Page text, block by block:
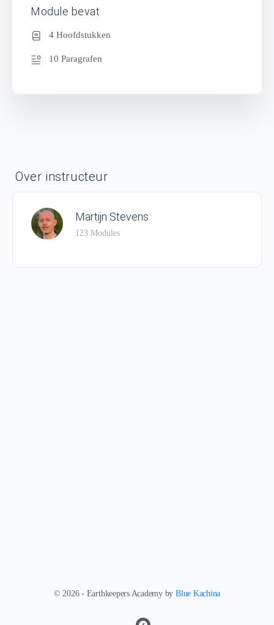
Over instructeur
Martijn Stevens
123 Modules
Module bevat
4 Hoofdstukken
10 Paragrafen
© 2026 - Earthkeepers Academy by Blue Kachina